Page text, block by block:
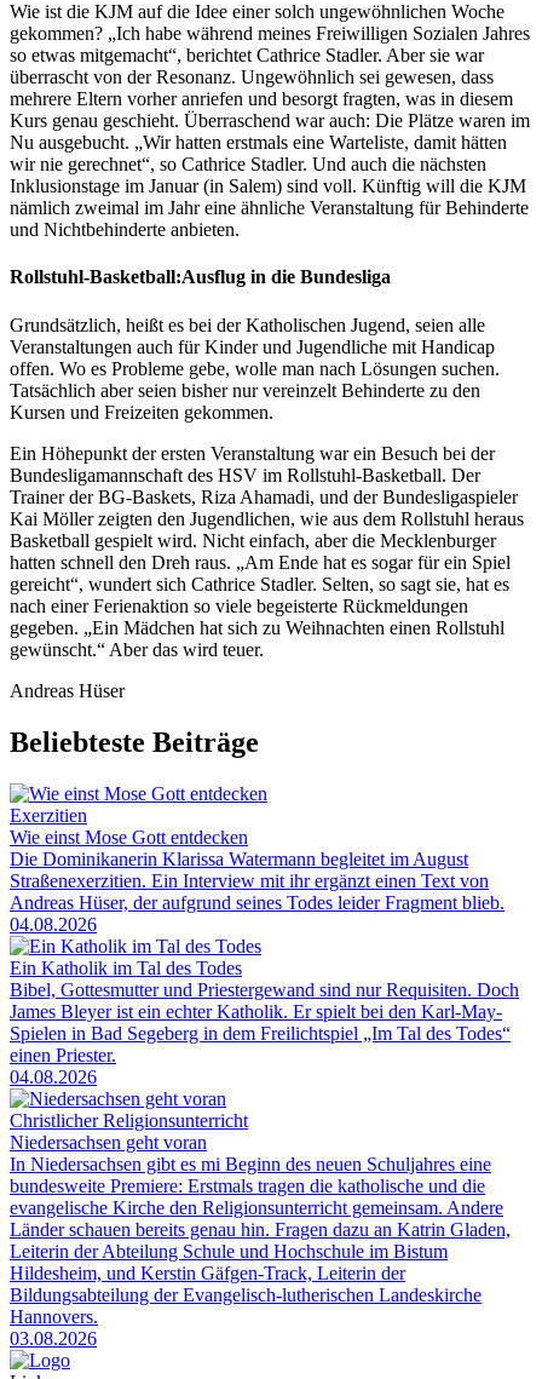
Wie ist die KJM auf die Idee einer solch ungewöhnlichen Woche
gekommen? „Ich habe während meines Freiwilligen Sozialen Jahres
so etwas mitgemacht“, berichtet Cathrice Stadler. Aber sie war
überrascht von der Resonanz. Ungewöhnlich sei gewesen, dass
mehrere Eltern vorher anriefen und besorgt fragten, was in diesem
Kurs genau geschieht. Überraschend war auch: Die Plätze waren im
Nu ausgebucht. „Wir hatten erstmals eine Warteliste, damit hätten
wir nie gerechnet“, so Cathrice Stadler. Und auch die nächsten
Inklusionstage im Januar (in Salem) sind voll. Künftig will die KJM
nämlich zweimal im Jahr eine ähnliche Veranstaltung für Behinderte
und Nichtbehinderte anbieten.
Rollstuhl-Basketball:Ausflug in die Bundesliga
Grundsätzlich, heißt es bei der Katholischen Jugend, seien alle
Veranstaltungen auch für Kinder und Jugendliche mit Handicap
offen. Wo es Probleme gebe, wolle man nach Lösungen suchen.
Tatsächlich aber seien bisher nur vereinzelt Behinderte zu den
Kursen und Freizeiten gekommen.
Ein Höhepunkt der ersten Veranstaltung war ein Besuch bei der
Bundesligamannschaft des HSV im Rollstuhl-Basketball. Der
Trainer der BG-Baskets, Riza Ahamadi, und der Bundesligaspieler
Kai Möller zeigten den Jugendlichen, wie aus dem Rollstuhl heraus
Basketball gespielt wird. Nicht einfach, aber die Mecklenburger
hatten schnell den Dreh raus. „Am Ende hat es sogar für ein Spiel
gereicht“, wundert sich Cathrice Stadler. Selten, so sagt sie, hat es
nach einer Ferienaktion so viele begeisterte Rückmeldungen
gegeben. „Ein Mädchen hat sich zu Weihnachten einen Rollstuhl
gewünscht.“ Aber das wird teuer.
Andreas Hüser
Beliebteste Beiträge
Exerzitien
Wie einst Mose Gott entdecken
Die Dominikanerin Klarissa Watermann begleitet im August
Straßenexerzitien. Ein Interview mit ihr ergänzt einen Text von
Andreas Hüser, der aufgrund seines Todes leider Fragment blieb.
04.08.2026
Ein Katholik im Tal des Todes
Bibel, Gottesmutter und Priestergewand sind nur Requisiten. Doch
James Bleyer ist ein echter Katholik. Er spielt bei den Karl-May-
Spielen in Bad Segeberg in dem Freilichtspiel „Im Tal des Todes“
einen Priester.
04.08.2026
Christlicher Religionsunterricht
Niedersachsen geht voran
In Niedersachsen gibt es mi Beginn des neuen Schuljahres eine
bundesweite Premiere: Erstmals tragen die katholische und die
evangelische Kirche den Religionsunterricht gemeinsam. Andere
Länder schauen bereits genau hin. Fragen dazu an Katrin Gladen,
Leiterin der Abteilung Schule und Hochschule im Bistum
Hildesheim, und Kerstin Gäfgen-Track, Leiterin der
Bildungsabteilung der Evangelisch-lutherischen Landeskirche
Hannovers.
03.08.2026